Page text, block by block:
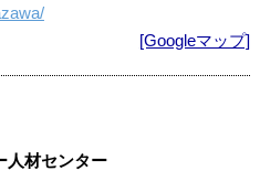
[Googleマップ]
材センター